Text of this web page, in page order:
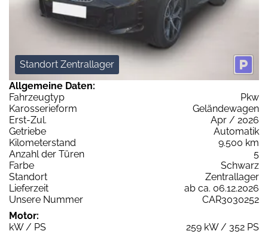
Standort Zentrallager
Allgemeine Daten:
Fahrzeugtyp
Pkw
Karosserieform
Geländewagen
Erst-Zul.
Apr / 2026
Getriebe
Automatik
Kilometerstand
9.500 km
Anzahl der Türen
5
Farbe
Schwarz
Standort
Zentrallager
Lieferzeit
ab ca. 06.12.2026
Unsere Nummer
CAR3030252
Motor:
kW / PS
259 kW / 352 PS